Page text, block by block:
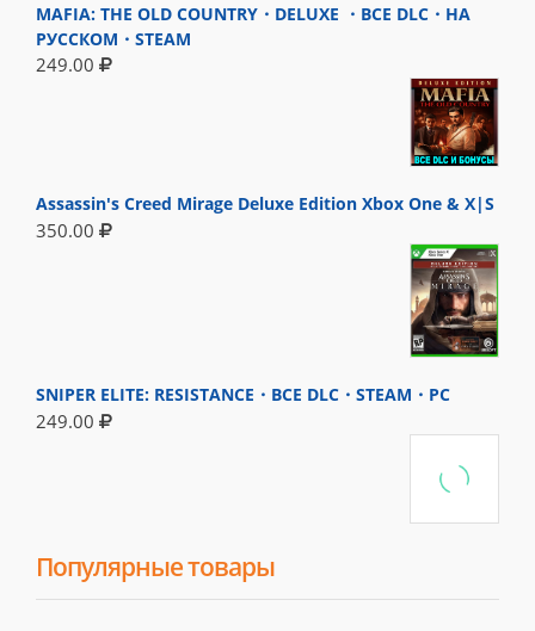
MAFIA: THE OLD COUNTRY・DELUXE ・ВСЕ DLC・НА
РУССКОМ・STEAM
249.00
Assassin's Creed Mirage Deluxe Edition Xbox One & X|S
350.00
SNIPER ELITE: RESISTANCE・ВСЕ DLC・STEAM・PC
249.00
Популярные товары